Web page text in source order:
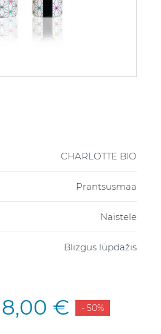
CHARLOTTE BIO
Prantsusmaa
Naistele
Blizgus lūpdažis
8,00 € - 50%